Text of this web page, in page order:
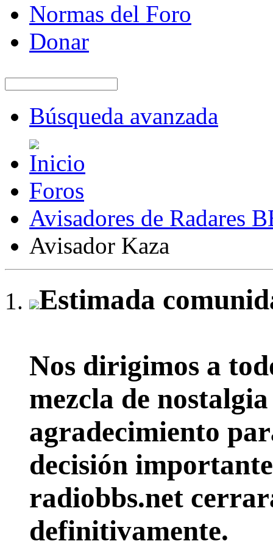
Normas del Foro
Donar
Búsqueda avanzada
Foros
Avisadores de Radares
Avisador Kaza
Estimada
Nos dirigimos a
mezcla de
agradecimiento
decisión
radiobbs.net
definitivamente.